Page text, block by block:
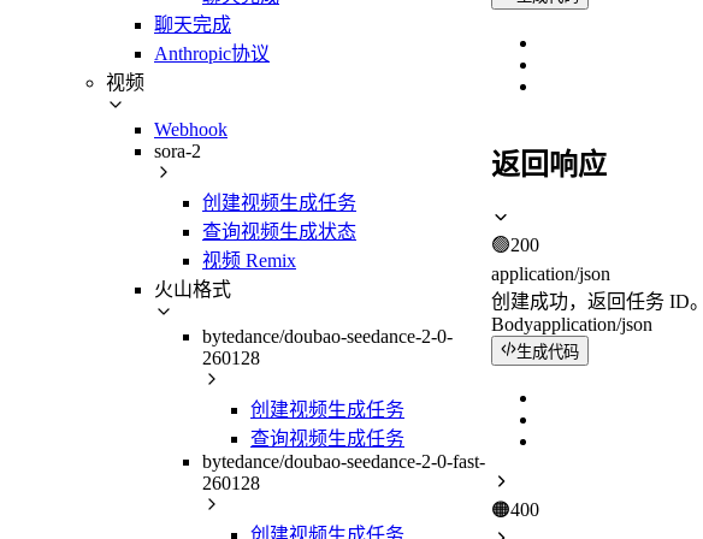
聊天完成
Anthropic协议
视频
Webhook
sora-2
创建视频生成任务
查询视频生成状态
视频 Remix
火山格式
bytedance/doubao-seedance-2-0-
260128
创建视频生成任务
查询视频生成任务
bytedance/doubao-seedance-2-0-fast-
260128
创建视频生成任务
返回响应
🟢200
application/json
创建成功，返回任务 ID。
Bodyapplication/json
生成代码
🟠400